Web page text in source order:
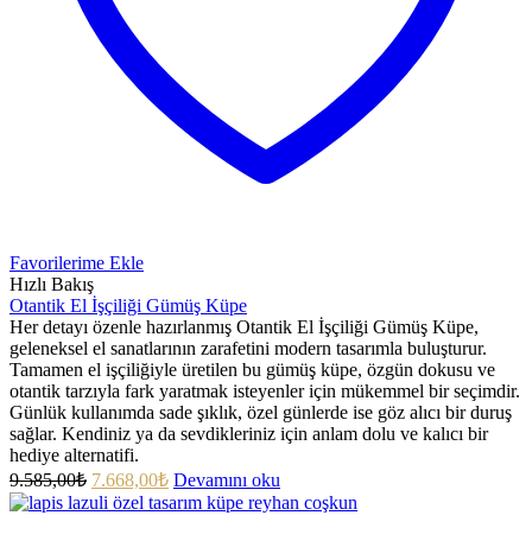
Favorilerime Ekle
Hızlı Bakış
Otantik El İşçiliği Gümüş Küpe
Her detayı özenle hazırlanmış Otantik El İşçiliği Gümüş Küpe,
geleneksel el sanatlarının zarafetini modern tasarımla buluşturur.
Tamamen el işçiliğiyle üretilen bu gümüş küpe, özgün dokusu ve
otantik tarzıyla fark yaratmak isteyenler için mükemmel bir seçimdir.
Günlük kullanımda sade şıklık, özel günlerde ise göz alıcı bir duruş
sağlar. Kendiniz ya da sevdikleriniz için anlam dolu ve kalıcı bir
hediye alternatifi.
9.585,00₺ 7.668,00₺ Devamını oku